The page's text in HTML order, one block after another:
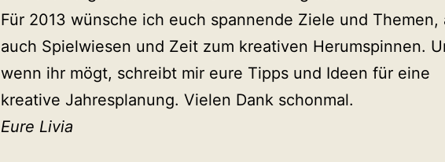
Für 2013 wünsche ich euch spannende Ziele und Themen,
auch Spielwiesen und Zeit zum kreativen Herumspinnen.
wenn ihr mögt, schreibt mir eure Tipps und Ideen für eine
kreative Jahresplanung. Vielen Dank schonmal.
Eure Livia